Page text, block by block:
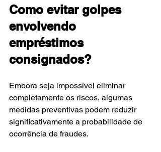
Como evitar golpes
envolvendo
empréstimos
consignados?
Embora seja impossível eliminar
completamente os riscos, algumas
medidas preventivas podem reduzir
significativamente a probabilidade de
ocorrência de fraudes.